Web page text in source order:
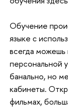
Обучение
языке с
всегда можешь
персональной
банально, но
кабинеты.
фильмах,